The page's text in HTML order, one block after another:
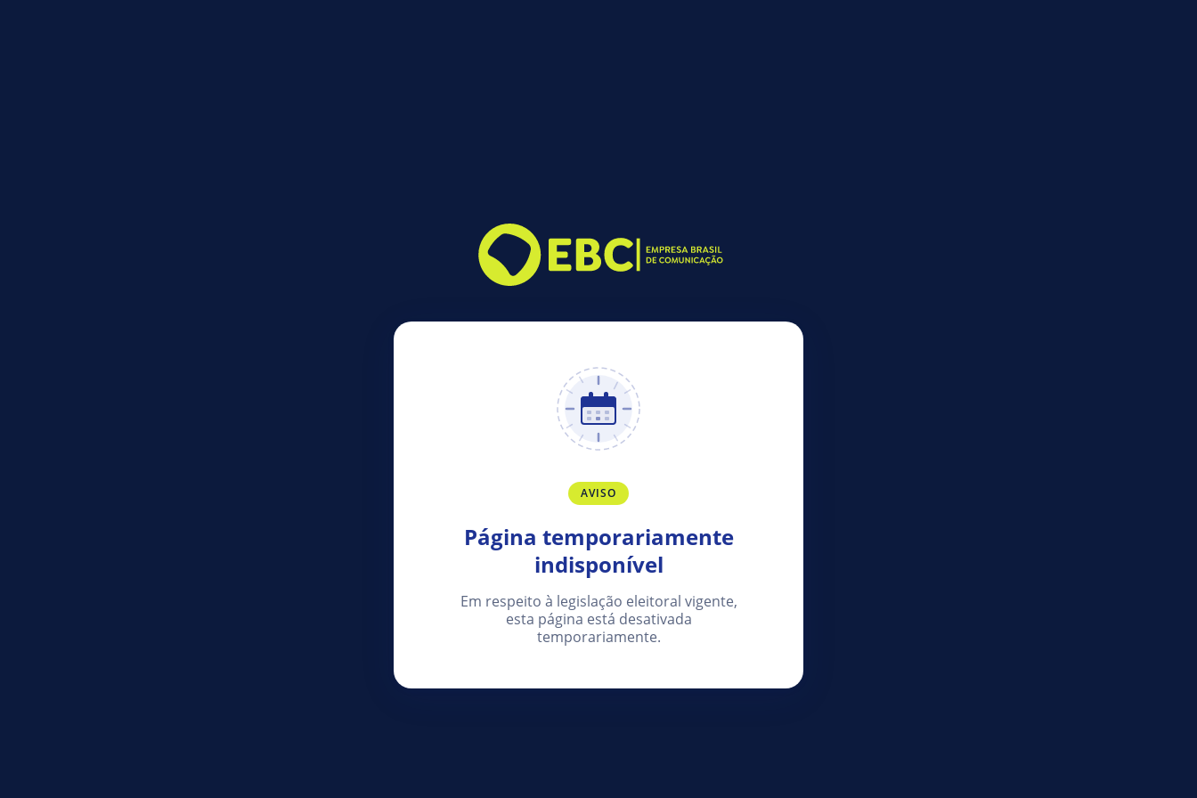
AVISO
Página temporariamente
indisponível
Em respeito à legislação eleitoral vigente,
esta página está desativada
temporariamente.